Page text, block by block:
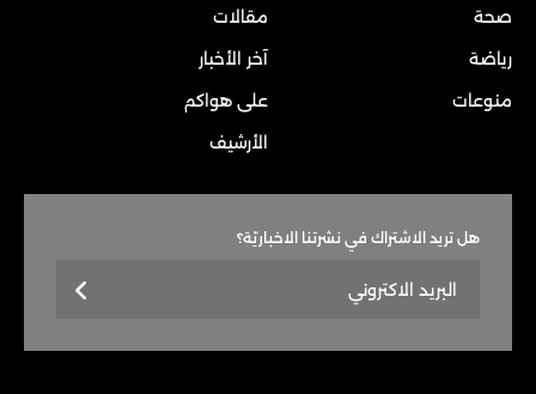
صحة
رياضة
منوعات
مقالات
آخر الأخبار
على هواكم
الأرشيف
هل تريد الاشتراك في نشرتنا الاخباريّة؟